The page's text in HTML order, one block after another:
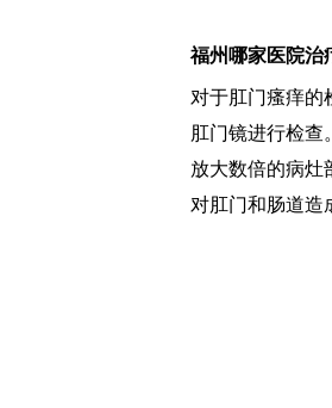
福州哪家医院治
对于肛门瘙痒的
肛门镜进行检查
放大数倍的病灶
对肛门和肠道造